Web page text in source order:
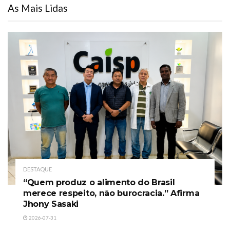
As Mais Lidas
DESTAQUE
“Quem produz o alimento do Brasil
merece respeito, não burocracia.” Afirma
Jhony Sasaki
2026-07-31